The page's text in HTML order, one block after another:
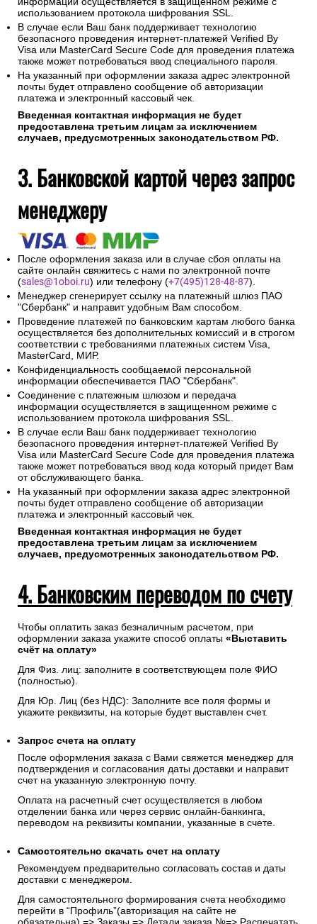
использованием протокола шифрования SSL.
В случае если Ваш банк поддерживает технологию
безопасного проведения интернет-платежей Verified By
Visa или MasterCard Secure Code для проведения платежа
также может потребоваться ввод специального пароля.
На указанный при оформлении заказа адрес электронной
почты будет отправлено сообщение об авторизации
платежа и электронный кассовый чек.
Введенная контактная информация не будет
предоставлена третьим лицам за исключением
случаев, предусмотренных законодательством РФ.
3. Банковской картой через запрос
менеджеру
После оформления заказа или в случае сбоя оплаты на
сайте онлайн свяжитесь с нами по электронной почте
(sales@1oboi.ru) или телефону (+7(495)128-48-87).
Менеджер сгенерирует ссылку на платежный шлюз ПАО
"Сбербанк" и направит удобным Вам способом.
Проведение платежей по банковским картам любого банка
осуществляется без дополнительных комиссий и в строгом
соответствии с требованиями платежных систем Visa,
MasterCard, МИР.
Конфиденциальность сообщаемой персональной
информации обеспечивается ПАО "Сбербанк".
Соединение с платежным шлюзом и передача
информации осуществляется в защищенном режиме с
использованием протокола шифрования SSL.
В случае если Ваш банк поддерживает технологию
безопасного проведения интернет-платежей Verified By
Visa или MasterCard Secure Code для проведения платежа
также может потребоваться ввод кода который придет Вам
от обслуживающего банка.
На указанный при оформлении заказа адрес электронной
почты будет отправлено сообщение об авторизации
платежа и электронный кассовый чек.
Введенная контактная информация не будет
предоставлена третьим лицам за исключением
случаев, предусмотренных законодательством РФ.
4. Банковским переводом по счету
Чтобы оплатить заказ безналичным расчетом, при
оформлении заказа укажите способ оплаты «Выставить
счёт на оплату»
Для Физ. лиц: заполните в соответствующем поле ФИО
(полностью).
Для Юр. Лиц (без НДС): Заполните все поля формы и
укажите реквизиты, на которые будет выставлен счет.
Запрос счета на оплату
После оформления заказа с Вами свяжется менеджер для
подтверждения и согласования даты доставки и направит
счет на указанную электронную почту.
Оплата на расчетный счет осуществляется в любом
отделении банка или через сервис онлайн-банкинга,
переводом на реквизиты компании, указанные в счете.
Самостоятельно скачать счет на оплату
Рекомендуем предварительно согласовать состав и даты
доставки с менеджером.
Для самостоятельного формирования счета необходимо
перейти в “Профиль”(авторизация на сайте не